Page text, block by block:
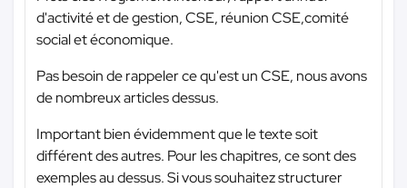
d'activité et de gestion, CSE, réunion CSE,comité
social et économique.
Pas besoin de rappeler ce qu'est un CSE, nous avons
de nombreux articles dessus.
Important bien évidemment que le texte soit
différent des autres. Pour les chapitres, ce sont des
exemples au dessus. Si vous souhaitez structurer